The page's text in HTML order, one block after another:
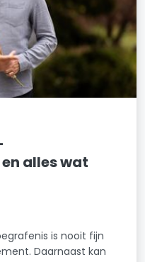
alles wat
is nooit fijn
Daarnaast kan